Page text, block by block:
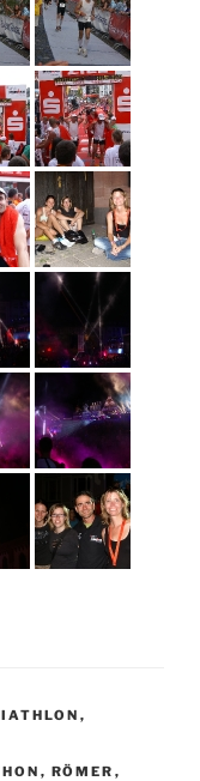
,
, RÖMER ,